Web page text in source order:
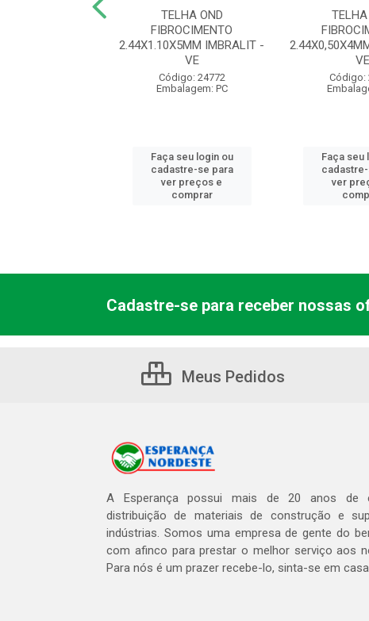
TELHA OND
FIBROCIMENTO
2.44X1.10X5MM IMBRALIT -
VE
Código: 24772
Embalagem: PC
Faça seu login ou
cadastre-se para
ver preços e
comprar
TELHA
VE
Código:
Faça seu
ver
Cadastre-se para receber nossas
Meus Pedidos
A Esperança possui mais de 20 anos de
distribuição de materiais de construção e
indústrias. Somos uma empresa de gente do
com afinco para prestar o melhor serviço aos
Para nós é um prazer recebe-lo, sinta-se em